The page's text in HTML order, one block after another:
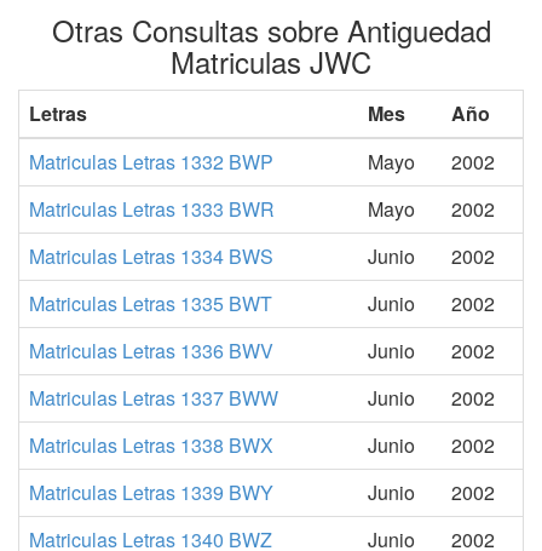
Otras Consultas sobre Antiguedad
Matriculas JWC
Letras Mes
Año
Matriculas Letras 1332 BWP
Mayo
2002
Matriculas Letras 1333 BWR
Mayo
2002
Matriculas Letras 1334 BWS
Junio
2002
Matriculas Letras 1335 BWT
Junio
2002
Matriculas Letras 1336 BWV
Junio
2002
Matriculas Letras 1337 BWW
Junio
2002
Matriculas Letras 1338 BWX
Junio
2002
Matriculas Letras 1339 BWY
Junio
2002
Matriculas Letras 1340 BWZ
Junio
2002